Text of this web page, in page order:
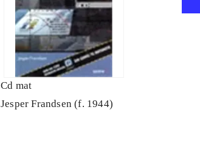
Cd mat
Jesper Frandsen (f. 1944)